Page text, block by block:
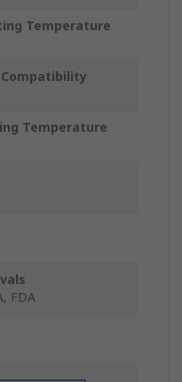
Temperature
Temperature
FDA